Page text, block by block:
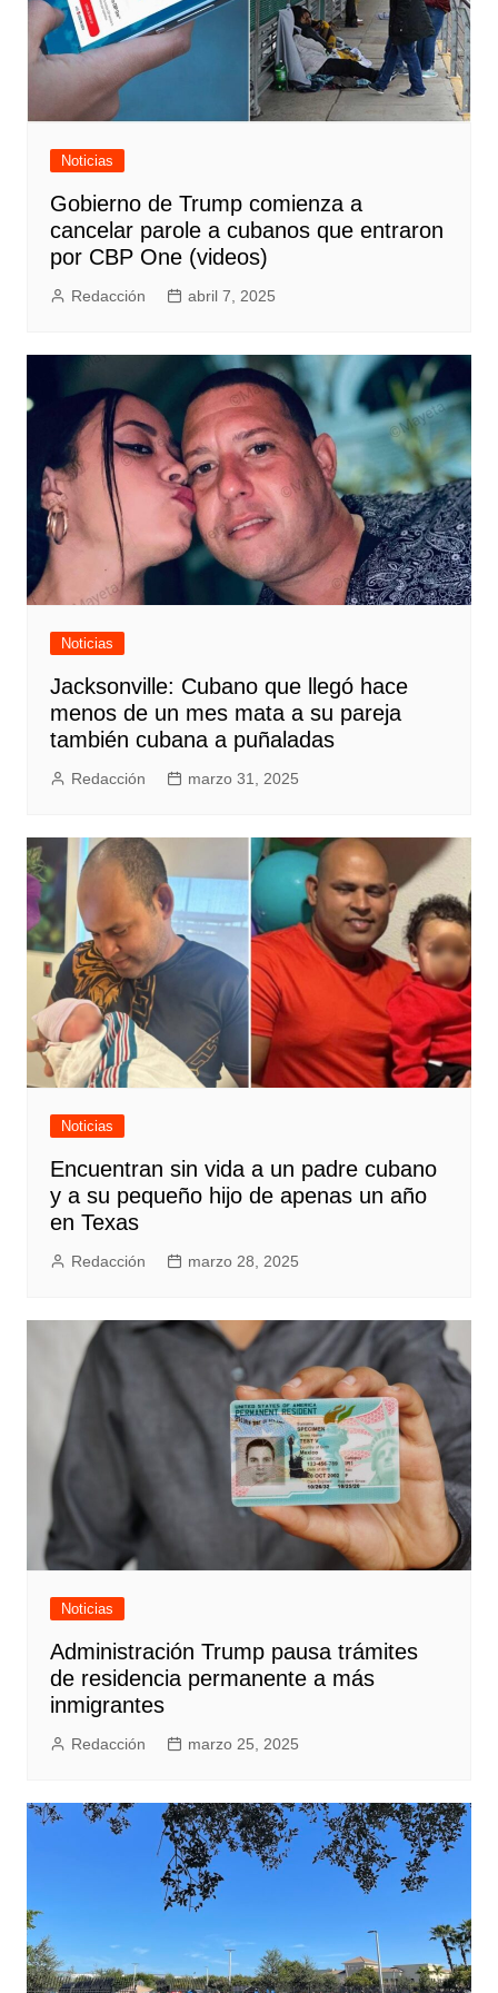
Noticias
Gobierno de Trump comienza a
cancelar parole a cubanos que entraron
por CBP One (videos)
Redacción abril 7, 2025
Noticias
Jacksonville: Cubano que llegó hace
menos de un mes mata a su pareja
también cubana a puñaladas
Redacción marzo 31, 2025
Noticias
Encuentran sin vida a un padre cubano
y a su pequeño hijo de apenas un año
en Texas
Redacción marzo 28, 2025
Noticias
Administración Trump pausa trámites
de residencia permanente a más
inmigrantes
Redacción marzo 25, 2025